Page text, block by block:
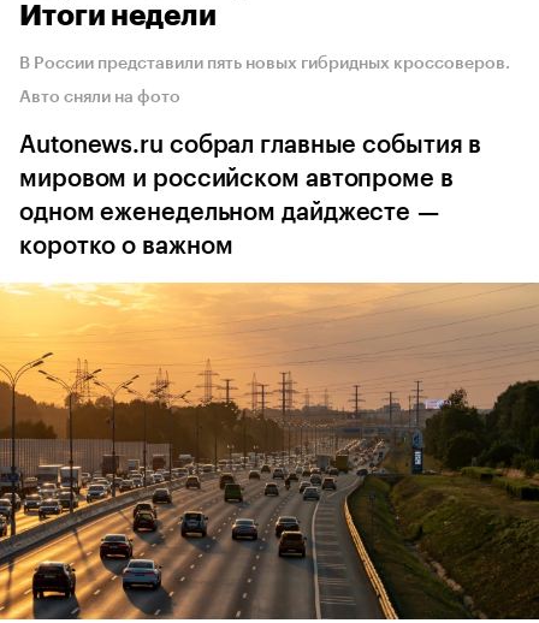
Итоги недели
В России представили пять новых гибридных кроссоверов.
Авто сняли на фото
Autonews.ru собрал главные события в
мировом и российском автопроме в
одном еженедельном дайджесте —
коротко о важном